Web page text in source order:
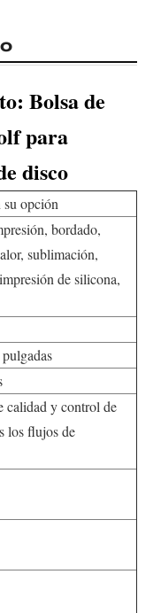
Bolsa de
para
disco
su opción
bordado,
sublimación,
de silicona,
calidad y control de
los flujos de